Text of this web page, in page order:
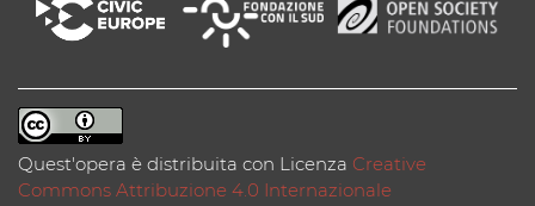
Quest'opera è distribuita con Licenza Creative
Commons Attribuzione 4.0 Internazionale